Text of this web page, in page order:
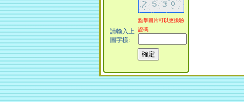
請輸入上
圖字樣:
點擊圖片可以更換驗
證碼